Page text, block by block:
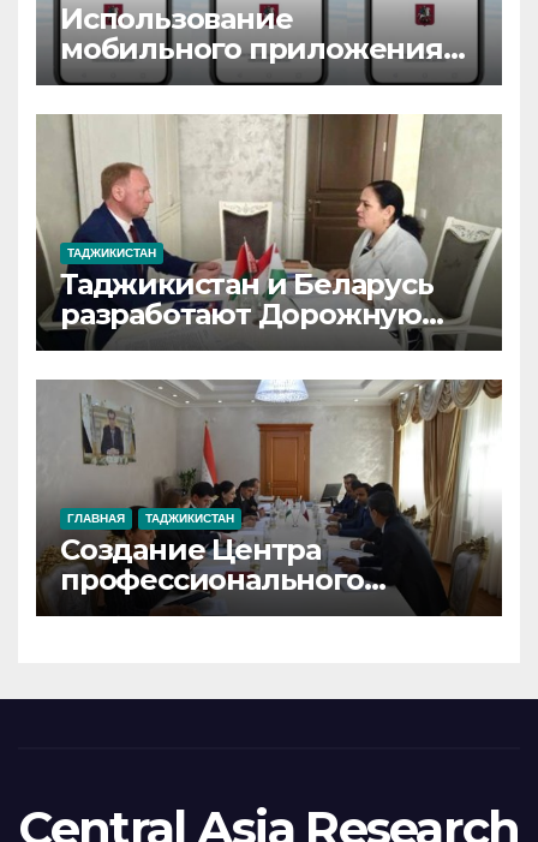
Использование
мобильного приложения
«Амина» станет
обязательным для
иностранных граждан,
въезжающих в Россию в
безвизовом порядке
ТАДЖИКИСТАН
Таджикистан и Беларусь
разработают Дорожную
карту сотрудничества в
целях развития транспорта
и логистики
ГЛАВНАЯ ТАДЖИКИСТАН
Создание Центра
профессионального
обучения и изучения
мигрантов обсуждено в
Central Asia Research